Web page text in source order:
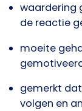
waardering
de reactie
moeite
gemerkt
volgen en